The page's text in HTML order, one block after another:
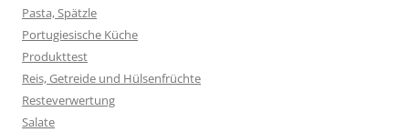
Pasta, Spätzle
Portugiesische Küche
Produkttest
Reis, Getreide und Hülsenfrüchte
Resteverwertung
Salate